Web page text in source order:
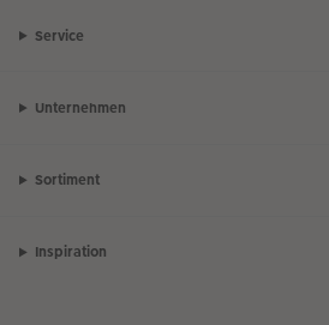
Service
Unternehmen
Sortiment
Inspiration